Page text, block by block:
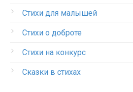
Стихи для малышей
Стихи о доброте
Стихи на конкурс
Сказки в стихах